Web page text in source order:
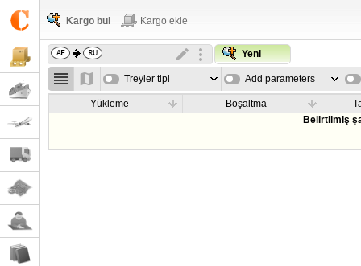
Kargo bul Kargo ekle
Yeni
Treyler tipi Add parameters
Yükleme Boşaltma
Belirtilmiş